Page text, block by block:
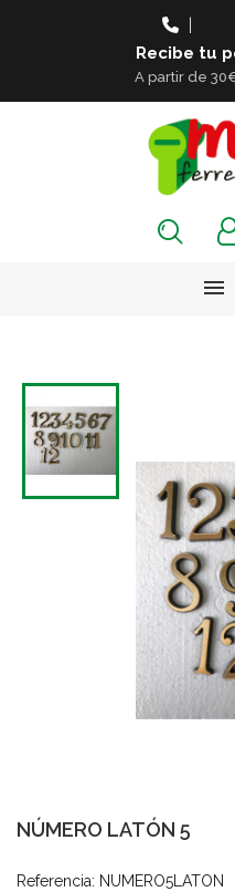
Recibe tu
A partir de
NÚMERO LATÓN 5
Referencia: NUMERO5LATON